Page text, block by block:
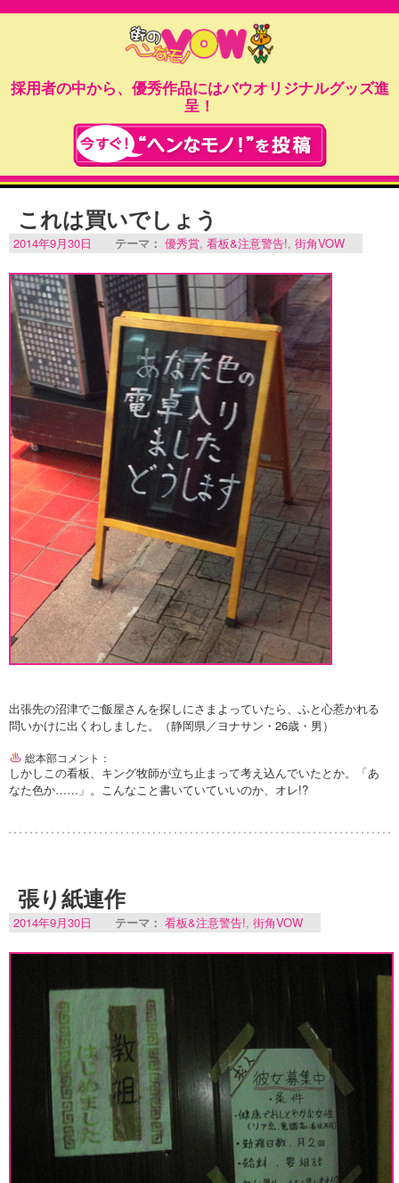
採用者の中から、優秀作品にはバウオリジナルグッズ進
呈！
これは買いでしょう
2014年9月30日 テーマ： 優秀賞, 看板&注意警告!, 街角VOW
出張先の沼津でご飯屋さんを探しにさまよっていたら、ふと心惹かれる
問いかけに出くわしました。（静岡県／ヨナサン・26歳・男）
総本部コメント：
しかしこの看板、キング牧師が立ち止まって考え込んでいたとか。「あ
なた色か……」。こんなこと書いていていいのか、オレ!?
張り紙連作
2014年9月30日 テーマ： 看板&注意警告!, 街角VOW